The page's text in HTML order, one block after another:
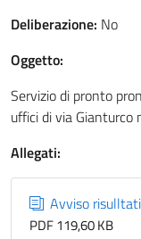
Deliberazione: No
Oggetto:
Servizio di pronto
uffici di via Gianturco
Allegati:
Avviso
PDF 119,60 KB